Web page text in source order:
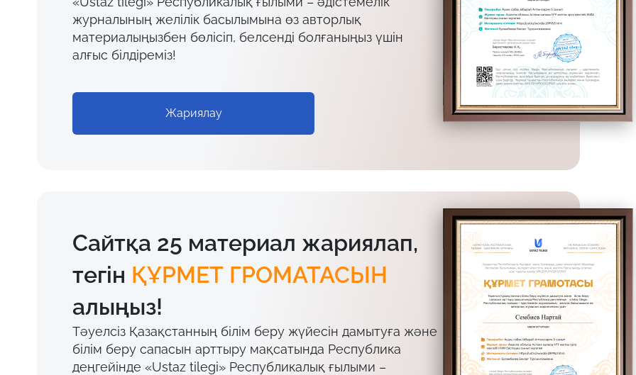
журналының желілік басылымына өз авторлық
материалыңызбен бөлісіп, белсенді болғаныңыз үшін
алғыс білдіреміз!
Жариялау
Сайтқа 25 материал жариялап,
тегін ҚҰРМЕТ ГРОМАТАСЫН
алыңыз!
Тәуелсіз Қазақстанның білім беру жүйесін дамытуға және
білім беру сапасын арттыру мақсатында Республика
деңгейінде «Ustaz tilegi» Республикалық ғылыми –